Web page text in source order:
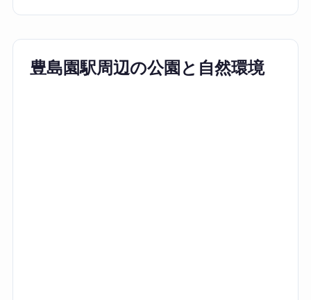
豊島園駅周辺の公園と自然環境